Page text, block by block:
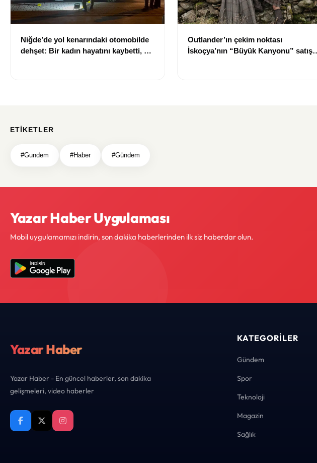
Niğde’de yol kenarındaki otomobilde
dehşet: Bir kadın hayatını kaybetti, bir
Outlander’ın çekim noktası
İskoçya’nın “Büyük Kanyonu” satışa
ETIKETLER
#Gundem #Haber #Gündem
Yazar Haber Uygulaması
Mobil uygulamamızı indirin, son dakika haberlerinden ilk siz haberdar olun.
Yazar Haber
Yazar Haber - En güncel haberler, son dakika
gelişmeleri, video haberler
KATEGORILER
Gündem
Spor
Teknoloji
Magazin
Sağlık